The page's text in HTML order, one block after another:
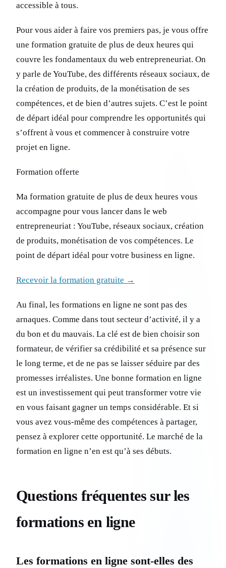
accessible à tous.
Pour vous aider à faire vos premiers pas, je vous offre
une formation gratuite de plus de deux heures qui
couvre les fondamentaux du web entrepreneuriat. On
y parle de YouTube, des différents réseaux sociaux, de
la création de produits, de la monétisation de ses
compétences, et de bien d’autres sujets. C’est le point
de départ idéal pour comprendre les opportunités qui
s’offrent à vous et commencer à construire votre
projet en ligne.
Formation offerte
Ma formation gratuite de plus de deux heures vous
accompagne pour vous lancer dans le web
entrepreneuriat : YouTube, réseaux sociaux, création
de produits, monétisation de vos compétences. Le
point de départ idéal pour votre business en ligne.
Recevoir la formation gratuite →
Au final, les formations en ligne ne sont pas des
arnaques. Comme dans tout secteur d’activité, il y a
du bon et du mauvais. La clé est de bien choisir son
formateur, de vérifier sa crédibilité et sa présence sur
le long terme, et de ne pas se laisser séduire par des
promesses irréalistes. Une bonne formation en ligne
est un investissement qui peut transformer votre vie
en vous faisant gagner un temps considérable. Et si
vous avez vous-même des compétences à partager,
pensez à explorer cette opportunité. Le marché de la
formation en ligne n’en est qu’à ses débuts.
Questions fréquentes sur les
formations en ligne
Les formations en ligne sont-elles des